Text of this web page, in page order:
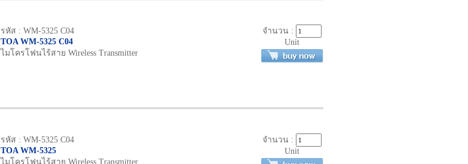
รหัส : WM‐5325 C04
TOA WM‐5325 C04
ไมโครโฟนไร้สาย Wireless Transmitter
จำนวน :
Unit
รหัส : WM-5325 C04
TOA WM-5325
ไมโครโฟนไร้สาย Wireless Transmitter
จำนวน :
Unit